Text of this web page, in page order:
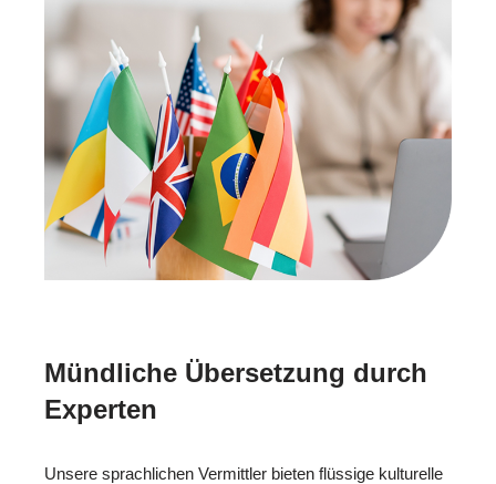
Mündliche Übersetzung durch
Experten
Unsere sprachlichen Vermittler bieten flüssige kulturelle